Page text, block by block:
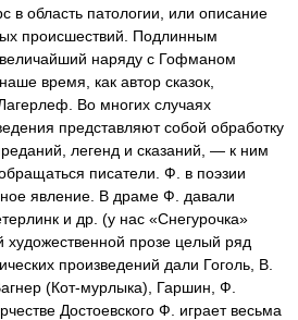
в область патологии, или описание
происшествий. Подлинным
наряду с Гофманом
время, как автор сказок,
Во многих случаях
представляют собой обработку
легенд и сказаний, — к ним
писатели. Ф. в поэзии
явление. В драме Ф. давали
и др. (у нас «Снегурочка»
художественной прозе целый ряд
произведений дали Гоголь, В.
(Кот-мурлыка), Гаршин, Ф.
Достоевского Ф. играет весьма